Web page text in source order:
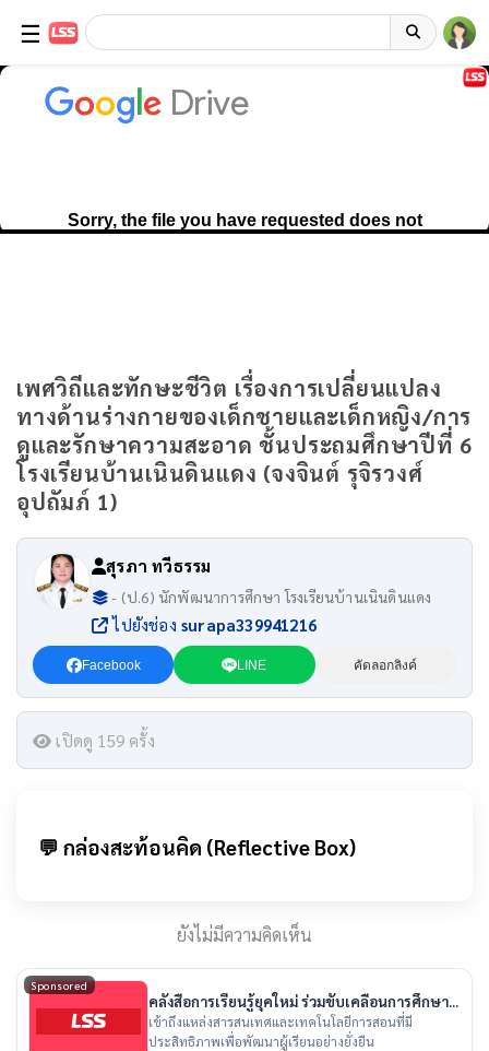
☰
เพศวิถีและทักษะชีวิต เรื่องการเปลี่ยนแปลง
ทางด้านร่างกายของเด็กชายและเด็กหญิง/การ
ดูและรักษาความสะอาด ชั้นประถมศึกษาปีที่ 6
โรงเรียนบ้านเนินดินแดง (จงจินต์ รุจิรวงศ์
อุปถัมภ์ 1)
สุรภา ทวีธรรม
- (ป.6) นักพัฒนาการศึกษา โรงเรียนบ้านเนินดินแดง
ไปยังช่องsurapa339941216
Facebook LINE คัดลอกลิงค์
เปิดดู 159 ครั้ง
💬 กล่องสะท้อนคิด (Reflective Box)
ยังไม่มีความคิดเห็น
Sponsored
คลังสื่อการเรียนรู้ยุคใหม่ ร่วมขับเคลื่อนการศึกษา
ไทย
เข้าถึงแหล่งสารสนเทศและเทคโนโลยีการสอนที่มี
ประสิทธิภาพเพื่อพัฒนาผู้เรียนอย่างยั่งยืน